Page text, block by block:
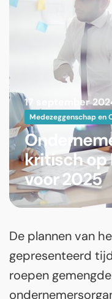
17 september
Medezeggenschap en
kritisch op
voor 2025
De plannen van
gepresenteerd
roepen